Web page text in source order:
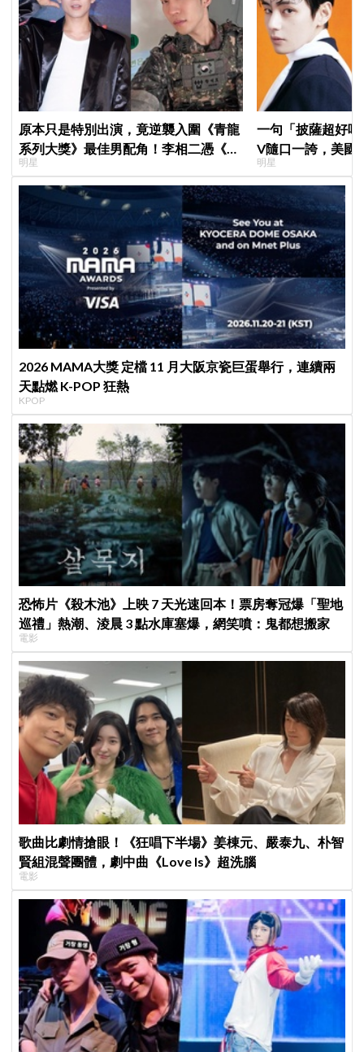
原本只是特別出演，竟逆襲入圍《青龍
系列大獎》最佳男配角！李相二憑《菜
鳥伙房兵》黃錫浩寫下「最強特別出
演」傳奇
明星
一句「披薩超好
V隨口一誇，美國
擠爆
明星
2026 MAMA大獎 定檔 11 月大阪京瓷巨蛋舉行，連續兩
天點燃 K-POP 狂熱
KPOP
恐怖片《殺木池》上映 7 天光速回本！票房奪冠爆「聖地
巡禮」熱潮、淩晨 3 點水庫塞爆，網笑噴：鬼都想搬家
電影
歌曲比劇情搶眼！《狂唱下半場》姜棟元、嚴泰九、朴智
賢組混聲團體，劇中曲《Love Is》超洗腦
電影